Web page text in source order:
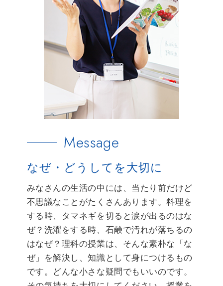
Message
なぜ・どうしてを大切に
みなさんの生活の中には、当たり前だけど
不思議なことがたくさんあります。料理を
する時、タマネギを切ると涙が出るのはな
ぜ？洗濯をする時、石鹸で汚れが落ちるの
はなぜ？理科の授業は、そんな素朴な「な
ぜ」を解決し、知識として身につけるもの
です。どんな小さな疑問でもいいのです。